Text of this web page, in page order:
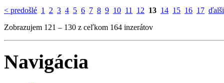
< predošlé 1 2 3 4 5 6 7 8 9 10 11 12 13 14 15 16 17
Zobrazujem 121 – 130 z ceľkom 164 inzerátov
Navigácia